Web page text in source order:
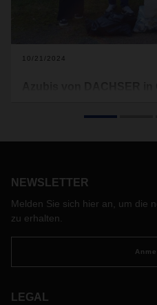
10/21/2024
Rahmen des „World Clean Up
sich dieses Jahr besonders
NEWSLETTER
Melden Sie sich hier an, um die
zu erhalten.
LEGAL